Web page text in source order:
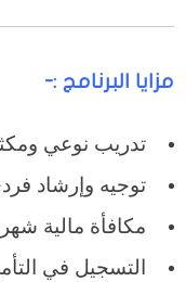
مزايا البرنامج :-
تدريب نوعي
توجيه وإرشاد
مكافأة مالية
التسجيل في